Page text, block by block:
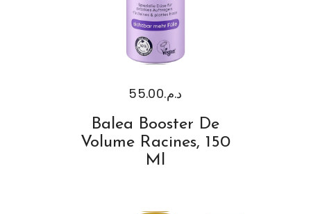
د.م.55.00
Balea Booster De
Volume Racines, 150
Ml